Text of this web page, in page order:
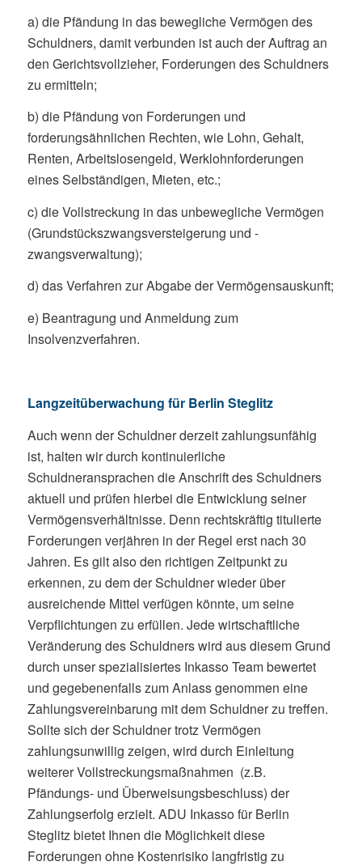
a) die Pfändung in das bewegliche Vermögen des
Schuldners, damit verbunden ist auch der Auftrag an
den Gerichtsvollzieher, Forderungen des Schuldners
zu ermitteln;
b) die Pfändung von Forderungen und
forderungsähnlichen Rechten, wie Lohn, Gehalt,
Renten, Arbeitslosengeld, Werklohnforderungen
eines Selbständigen, Mieten, etc.;
c) die Vollstreckung in das unbewegliche Vermögen
(Grundstückszwangsversteigerung und -
zwangsverwaltung);
d) das Verfahren zur Abgabe der Vermögensauskunft;
e) Beantragung und Anmeldung zum
Insolvenzverfahren.
Langzeitüberwachung für Berlin Steglitz
Auch wenn der Schuldner derzeit zahlungsunfähig
ist, halten wir durch kontinuierliche
Schuldneransprachen die Anschrift des Schuldners
aktuell und prüfen hierbei die Entwicklung seiner
Vermögensverhältnisse. Denn rechtskräftig titulierte
Forderungen verjähren in der Regel erst nach 30
Jahren. Es gilt also den richtigen Zeitpunkt zu
erkennen, zu dem der Schuldner wieder über
ausreichende Mittel verfügen könnte, um seine
Verpflichtungen zu erfüllen. Jede wirtschaftliche
Veränderung des Schuldners wird aus diesem Grund
durch unser spezialisiertes Inkasso Team bewertet
und gegebenenfalls zum Anlass genommen eine
Zahlungsvereinbarung mit dem Schuldner zu treffen.
Sollte sich der Schuldner trotz Vermögen
zahlungsunwillig zeigen, wird durch Einleitung
weiterer Vollstreckungsmaßnahmen (z.B.
Pfändungs- und Überweisungsbeschluss) der
Zahlungserfolg erzielt. ADU Inkasso für Berlin
Steglitz bietet Ihnen die Möglichkeit diese
Forderungen ohne Kostenrisiko langfristig zu